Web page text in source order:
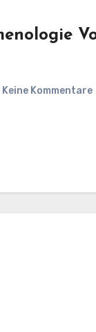
Keine Kommentare